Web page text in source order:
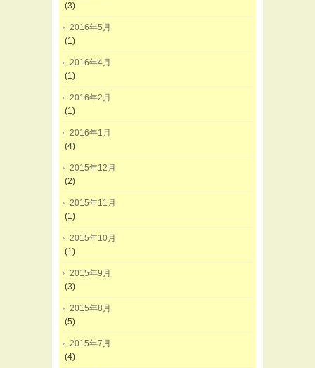
(3)
2016年5月
(1)
2016年4月
(1)
2016年2月
(1)
2016年1月
(4)
2015年12月
(2)
2015年11月
(1)
2015年10月
(1)
2015年9月
(3)
2015年8月
(5)
2015年7月
(4)